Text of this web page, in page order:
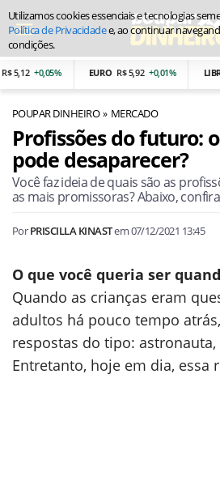
+0,05% EURO R$ 5,92 +0,01% LIBRA
POUPAR DINHEIRO MERCADO
Profissões do futuro:
pode desaparecer?
Você faz ideia de quais são as
as mais promissoras? Abaixo,
PorPRISCILLA KINASTem07/12/2021 13:45
O que você queria ser
Quando as crianças eram
adultos há pouco tempo
respostas do tipo:
Entretanto, hoje em dia, essa
Utilizamos cookies essenciais e tecnologias
Política de Privacidadee, ao continuar
condições.